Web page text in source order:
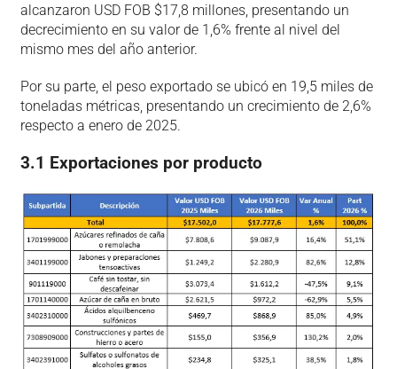
alcanzaron USD FOB $17,8 millones, presentando un
decrecimiento en su valor de 1,6% frente al nivel del
mismo mes del año anterior.
Por su parte, el peso exportado se ubicó en 19,5 miles de
toneladas métricas, presentando un crecimiento de 2,6%
respecto a enero de 2025.
3.1 Exportaciones por producto